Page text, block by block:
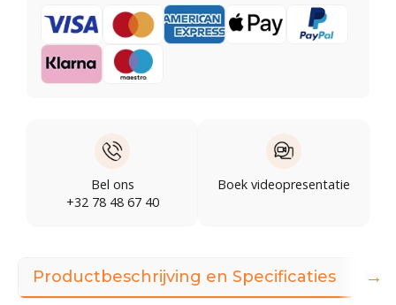
Bel ons
+32 78 48 67 40
Boek videopresentatie
Productbeschrijving en Specificaties →